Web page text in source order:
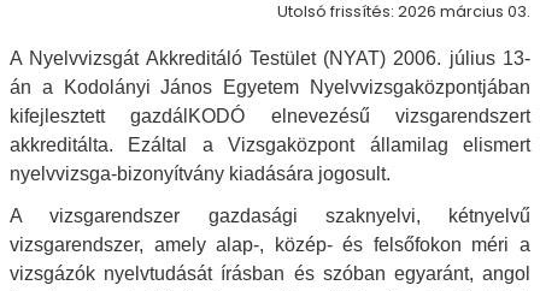
Utolsó frissítés: 2026 március 03.
A Nyelvvizsgát Akkreditáló Testület (NYAT) 2006. július 13-
án a Kodolányi János Egyetem Nyelvvizsgaközpontjában
kifejlesztett gazdálKODÓ elnevezésű vizsgarendszert
akkreditálta. Ezáltal a Vizsgaközpont államilag elismert
nyelvvizsga-bizonyítvány kiadására jogosult.
A vizsgarendszer gazdasági szaknyelvi, kétnyelvű
vizsgarendszer, amely alap-, közép- és felsőfokon méri a
vizsgázók nyelvtudását írásban és szóban egyaránt, angol